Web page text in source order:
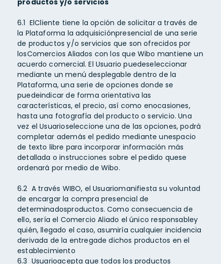
productos y/o servicios
6.1 ElCliente tiene la opción de solicitar a través de
la Plataforma la adquisiciónpresencial de una serie
de productos y/o servicios que son ofrecidos por
losComercios Aliados con los que Wibo mantiene un
acuerdo comercial. El Usuario puedeseleccionar
mediante un menú desplegable dentro de la
Plataforma, una serie de opciones donde se
puedeindicar de forma orientativa las
características, el precio, así como enocasiones,
hasta una fotografía del producto o servicio. Una
vez el Usuarioseleccione una de las opciones, podrá
completar además el pedido mediante unespacio
de texto libre para incorporar información más
detallada o instrucciones sobre el pedido quese
ordenará por medio de Wibo.
6.2 A través WIBO, el Usuariomanifiesta su voluntad
de encargar la compra presencial de
determinadosproductos. Como consecuencia de
ello, sería el Comercio Aliado el único responsabley
quién, llegado el caso, asumiría cualquier incidencia
derivada de la entregade dichos productos en el
establecimiento
6.3 Usuarioacepta que todos los productos